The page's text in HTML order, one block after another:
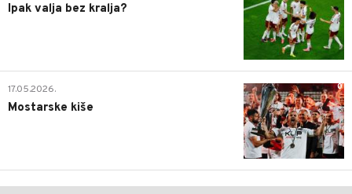
Ipak valja bez kralja?
0
17.05.2026.
Mostarske kiše